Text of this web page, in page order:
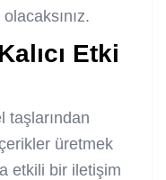
Etki
taşlarından
üretmek
etkili bir iletişim